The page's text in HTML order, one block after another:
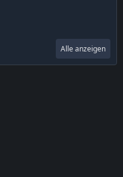
Alle anzeigen